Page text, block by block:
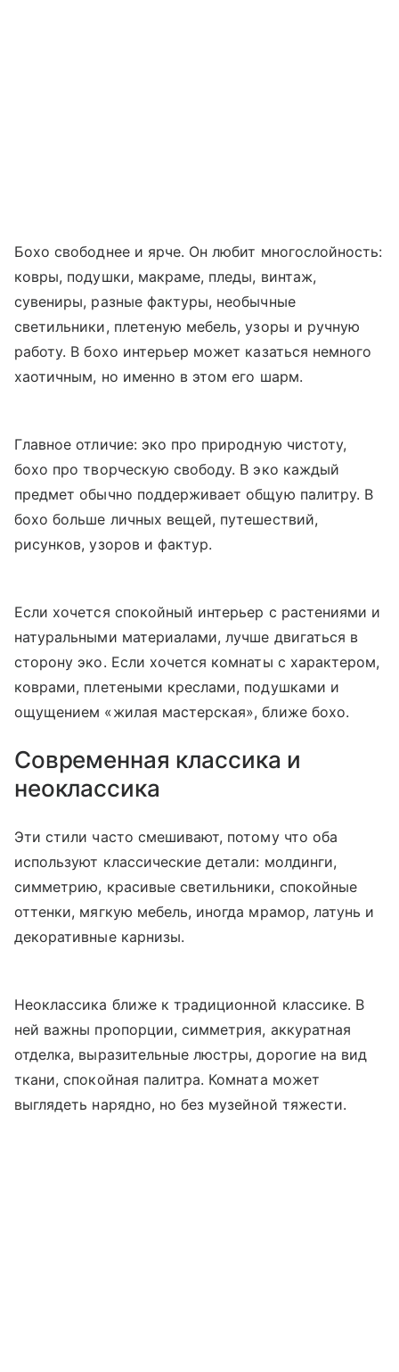
Бохо свободнее и ярче. Он любит многослойность:
ковры, подушки, макраме, пледы, винтаж,
сувениры, разные фактуры, необычные
светильники, плетеную мебель, узоры и ручную
работу. В бохо интерьер может казаться немного
хаотичным, но именно в этом его шарм.
Главное отличие: эко про природную чистоту,
бохо про творческую свободу. В эко каждый
предмет обычно поддерживает общую палитру. В
бохо больше личных вещей, путешествий,
рисунков, узоров и фактур.
Если хочется спокойный интерьер с растениями и
натуральными материалами, лучше двигаться в
сторону эко. Если хочется комнаты с характером,
коврами, плетеными креслами, подушками и
ощущением «жилая мастерская», ближе бохо.
Современная классика и
неоклассика
Эти стили часто смешивают, потому что оба
используют классические детали: молдинги,
симметрию, красивые светильники, спокойные
оттенки, мягкую мебель, иногда мрамор, латунь и
декоративные карнизы.
Неоклассика ближе к традиционной классике. В
ней важны пропорции, симметрия, аккуратная
отделка, выразительные люстры, дорогие на вид
ткани, спокойная палитра. Комната может
выглядеть нарядно, но без музейной тяжести.